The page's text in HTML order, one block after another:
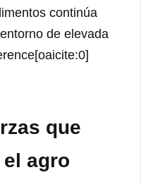
continúa
de elevada
que
agro